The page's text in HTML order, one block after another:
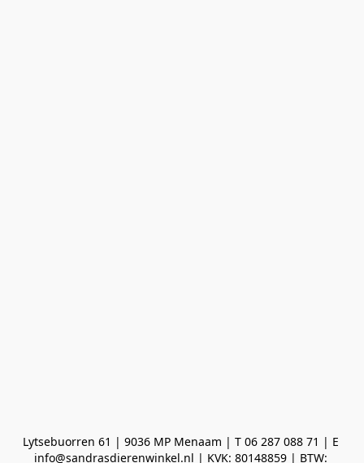
Lytsebuorren 61 | 9036 MP Menaam | T 06 287 088 71 | E
info@sandrasdierenwinkel.nl | KVK: 80148859 | BTW: